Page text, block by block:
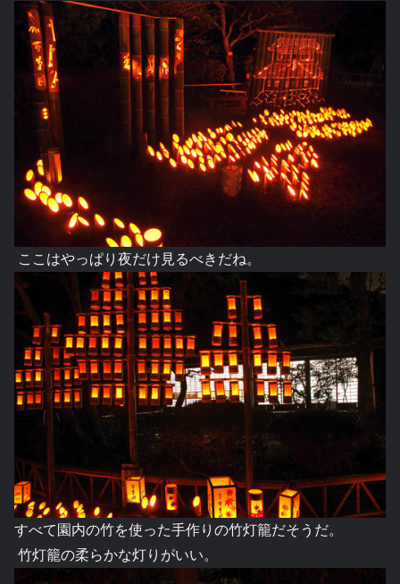
ここはやっぱり夜だけ見るべきだね。
すべて園内の竹を使った手作りの竹灯籠だそうだ。
竹灯籠の柔らかな灯りがいい。